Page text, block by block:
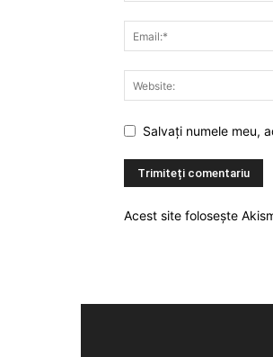
Salvați numele meu,
Acest site folosește